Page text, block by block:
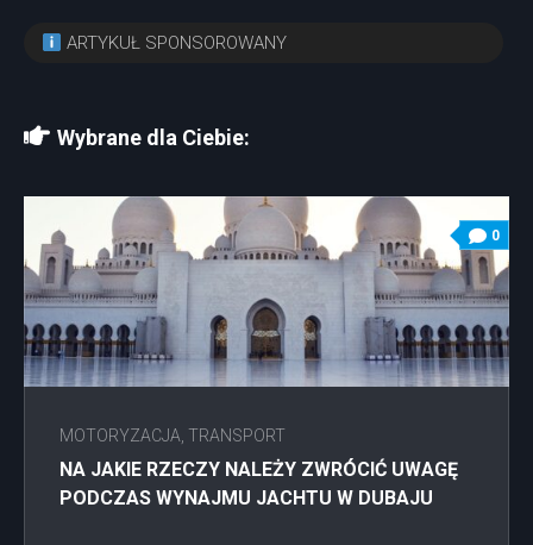
ARTYKUŁ SPONSOROWANY
Wybrane dla Ciebie:
0
MOTORYZACJA, TRANSPORT
NA JAKIE RZECZY NALEŻY ZWRÓCIĆ UWAGĘ
PODCZAS WYNAJMU JACHTU W DUBAJU